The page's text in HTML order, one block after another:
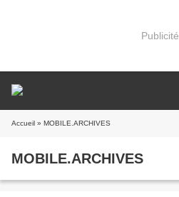
Publicité
Accueil » MOBILE.ARCHIVES
MOBILE.ARCHIVES